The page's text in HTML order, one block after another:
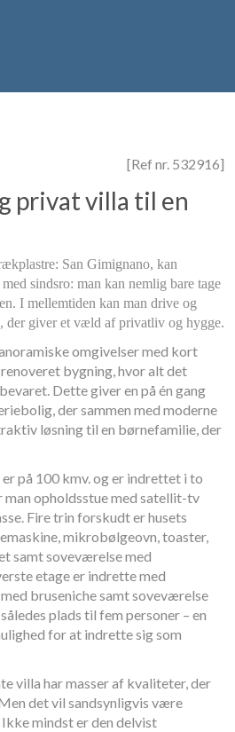
[Ref nr. 532916]
privat villa til en
San Gimignano, kan
sindsro: man kan nemlig bare tage
I mellemtiden kan man drive og
der giver et væld af privatliv og hygge.
omgivelser med kort
bygning, hvor alt det
Dette giver en på én gang
der sammen med moderne
løsning til en børnefamilie, der
på 100 kmv. og er indrettet i to
man opholdsstue med satellit-tv
Fire trin forskudt er husets
mikrobølgeovn, toaster,
samt soveværelse med
etage er indrette med
bruseniche samt soveværelse
plads til fem personer – en
for at indrette sig som
villa har masser af kvaliteter, der
det vil sandsynligvis være
mindst er den delvist